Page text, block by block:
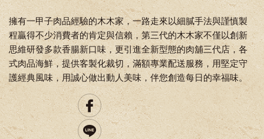
擁有一甲子肉品經驗的木木家，一路走來以細膩手法與謹慎製
程贏得不少消費者的肯定與信賴，第三代的木木家不僅以創新
思維研發多款香腸新口味，更引進全新型態的肉舖三代店，各
式肉品海鮮，提供客製化裁切，滿額專業配送服務，用堅定守
護經典風味，用誠心做出動人美味，伴您創造每日的幸福味。